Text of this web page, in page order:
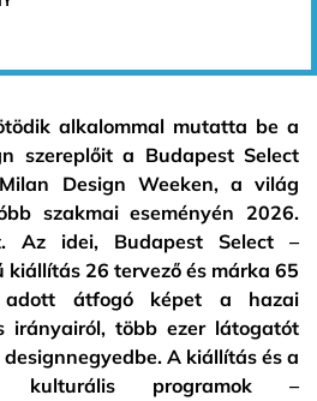
alkalommal mutatta be a
szereplőit a Budapest Select
Design Weeken, a világ
szakmai eseményén 2026.
Az idei, Budapest Select –
kiállítás 26 tervező és márka 65
adott átfogó képet a hazai
irányairól, több ezer látogatót
A kiállítás és a
kulturális programok –